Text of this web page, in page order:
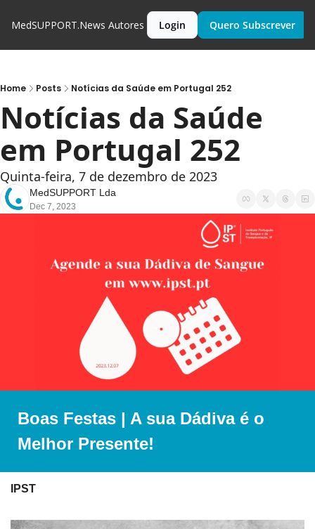
MedSUPPORT.News Autores Login Quero Subscrever
Home Posts Notícias da Saúde em Portugal 252
Notícias da Saúde
em Portugal 252
Quinta-feira, 7 de dezembro de 2023
MedSUPPORT Lda
Dec 7, 2023
Boas Festas | A sua Dádiva é o
Melhor Presente!
IPST